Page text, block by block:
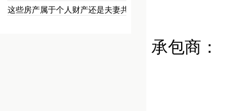
这些房产属于个人财产还是夫妻共同…
承包商：